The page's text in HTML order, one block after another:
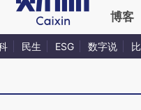
博客
民生 ESG 数字说